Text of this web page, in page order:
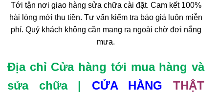
Tới tận nơi giao hàng sửa chữa cài đặt. Cam kết 100%
hài lòng mới thu tiền. Tư vấn kiểm tra báo giá luôn miễn
phí. Quý khách không cần mang ra ngoài chờ đợi nắng
mưa.
Địa chỉ Cửa hàng tới mua hàng và
sửa chữa | CỬA HÀNG
THẬT